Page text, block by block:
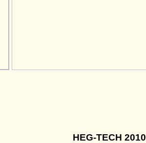
HEG-TECH 2010